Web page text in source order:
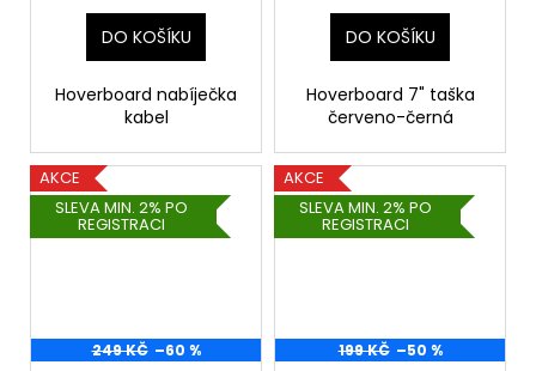
DO KOŠÍKU
Hoverboard nabíječka
kabel
DO KOŠÍKU
Hoverboard 7" taška
červeno-černá
AKCE
SLEVA MIN. 2% PO
REGISTRACI
249 KČ –60 %
AKCE
SLEVA MIN. 2% PO
REGISTRACI
199 KČ –50 %